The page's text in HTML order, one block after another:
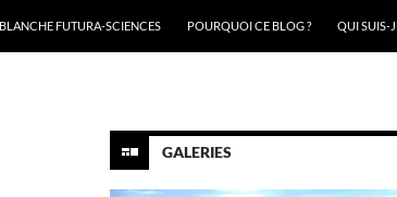
FUTURA-SCIENCES
POURQUOI CE BLOG ? QUI SUIS-
GALERIES